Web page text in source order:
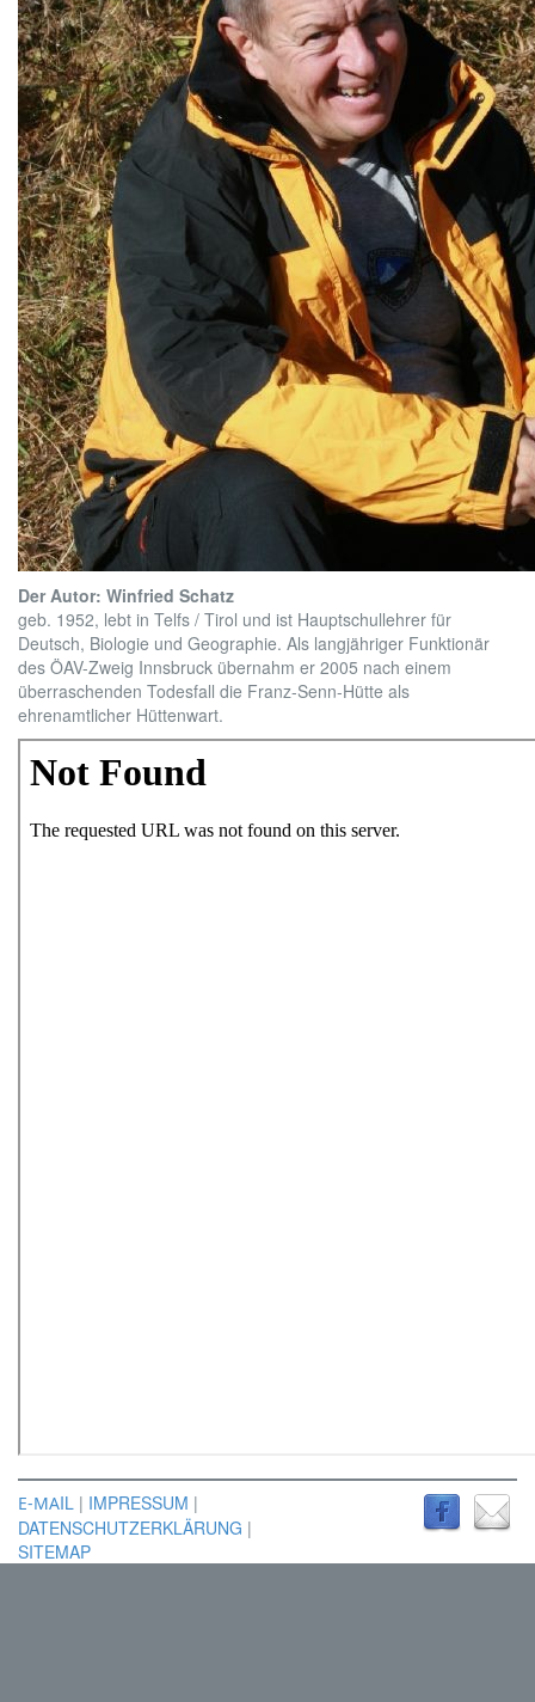
Der Autor: Winfried Schatz
geb. 1952, lebt in Telfs / Tirol und ist Hauptschullehrer für
Deutsch, Biologie und Geographie. Als langjähriger Funktionär
des ÖAV-Zweig Innsbruck übernahm er 2005 nach einem
überraschenden Todesfall die Franz-Senn-Hütte als
ehrenamtlicher Hüttenwart.
E-MAIL | IMPRESSUM |
DATENSCHUTZERKLÄRUNG |
SITEMAP